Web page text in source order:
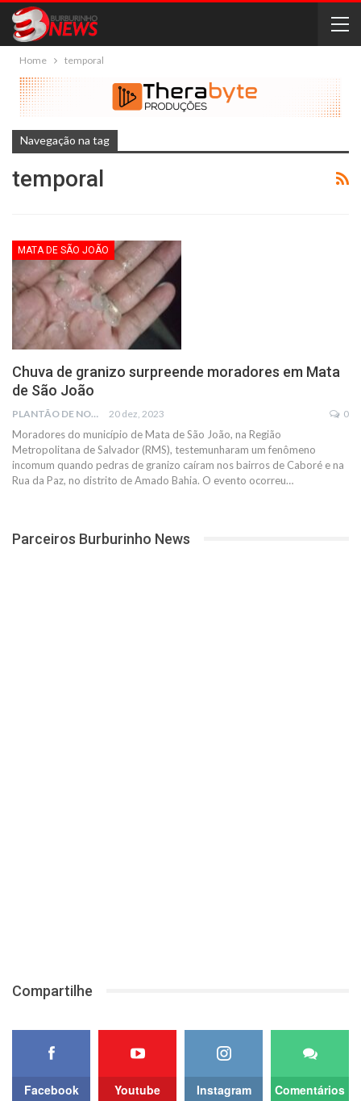
Home temporal
Navegação na tag
temporal
MATA DE SÃO JOÃO
Chuva de granizo surpreende moradores em Mata
de São João
PLANTÃO DE NOTÍCIAS 20 dez, 2023 0
Moradores do município de Mata de São João, na Região
Metropolitana de Salvador (RMS), testemunharam um fenômeno
incomum quando pedras de granizo caíram nos bairros de Caboré e na
Rua da Paz, no distrito de Amado Bahia. O evento ocorreu…
Parceiros Burburinho News
Compartilhe
Facebook Youtube Instagram Comentários